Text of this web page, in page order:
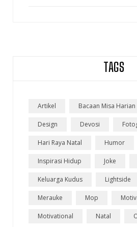
TAGS
Artikel Bacaan Misa Harian
Design Devosi
Hari Raya Natal Humor
Inspirasi Hidup Joke
Keluarga Kudus Lightside
Merauke Mop
Motivational Natal